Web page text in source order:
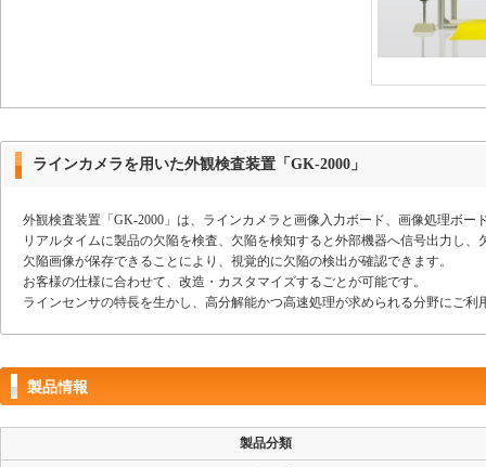
ラインカメラを用いた外観検査装置「GK-2000」
外観検査装置「GK-2000」は、ラインカメラと画像入力ボード、画像処理ボ
リアルタイムに製品の欠陥を検査、欠陥を検知すると外部機器へ信号出力し
欠陥画像が保存できることにより、視覚的に欠陥の検出が確認できます。
お客様の仕様に合わせて、改造・カスタマイズするごとが可能です。
ラインセンサの特長を生かし、高分解能かつ高速処理が求められる分野にご利
製品情報
製品分類